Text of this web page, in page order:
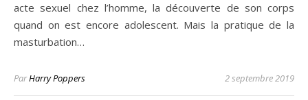
acte sexuel chez l’homme, la découverte de son corps
quand on est encore adolescent. Mais la pratique de la
masturbation…
ParHarry Poppers 2 septembre 2019